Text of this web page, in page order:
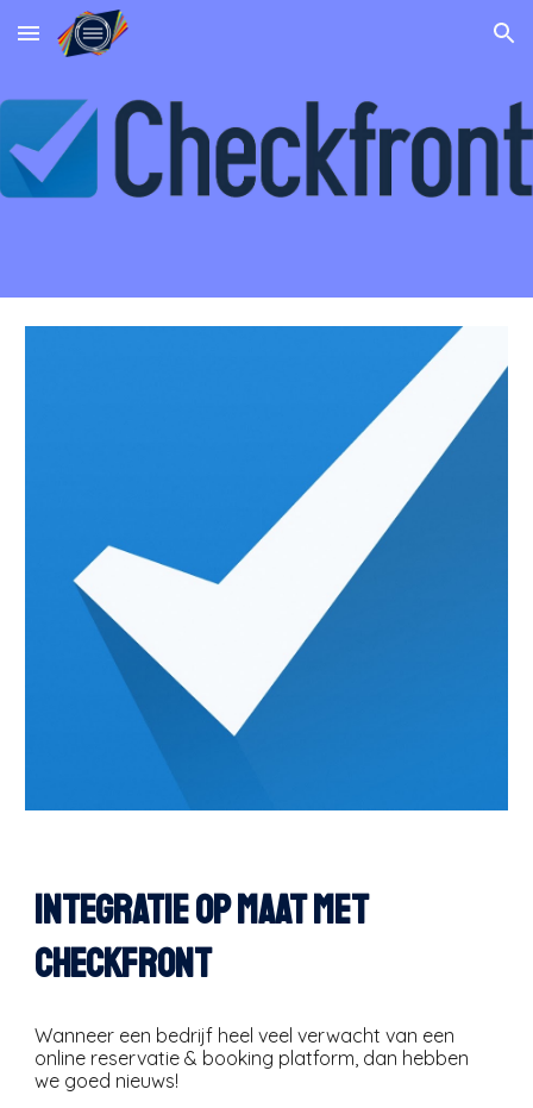
Skip to main content Skip to navigation
integratie op maat met
Checkfront
Wanneer een bedrijf heel veel verwacht van een
online reservatie & booking platform, dan hebben
we goed nieuws!